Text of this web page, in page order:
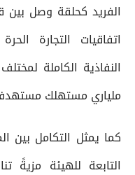
الفريد كحلقة وصل بين
اتفاقيات التجارة
النفاذية الكاملة
ملياري مستهلك
كما يمثل التكامل بين
التابعة للهيئة